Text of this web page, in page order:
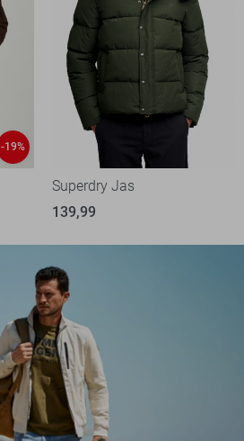
-19%
Superdry Jas
139,99